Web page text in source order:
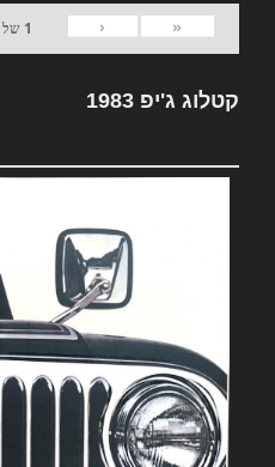
«
‹
1 של
קטלוג ג'יפ 1983